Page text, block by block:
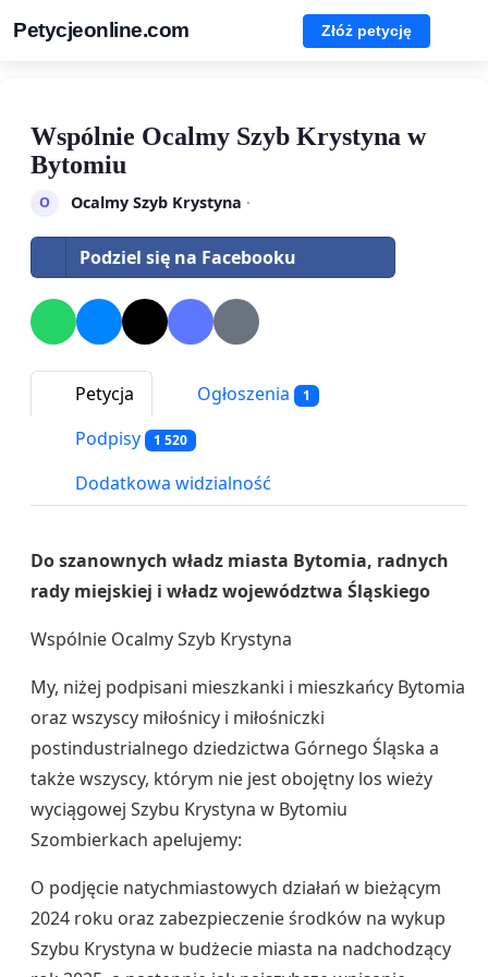
Petycjeonline.com Złóż petycję
Wspólnie Ocalmy Szyb Krystyna w
Bytomiu
O Ocalmy Szyb Krystyna ·
Podziel się na Facebooku
Petycja Ogłoszenia 1
Podpisy 1 520
Dodatkowa widzialność
Do szanownych władz miasta Bytomia, radnych
rady miejskiej i władz województwa Śląskiego
Wspólnie Ocalmy Szyb Krystyna
My, niżej podpisani mieszkanki i mieszkańcy Bytomia
oraz wszyscy miłośnicy i miłośniczki
postindustrialnego dziedzictwa Górnego Śląska a
także wszyscy, którym nie jest obojętny los wieży
wyciągowej Szybu Krystyna w Bytomiu
Szombierkach apelujemy:
O podjęcie natychmiastowych działań w bieżącym
2024 roku oraz zabezpieczenie środków na wykup
Szybu Krystyna w budżecie miasta na nadchodzący